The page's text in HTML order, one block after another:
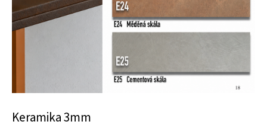
Keramika 3mm